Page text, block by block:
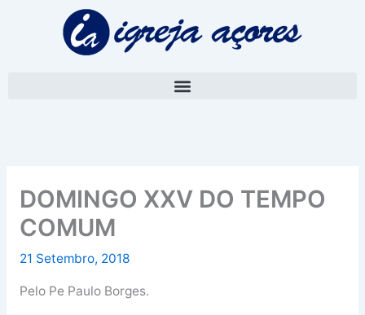
DOMINGO XXV DO TEMPO
COMUM
21 Setembro, 2018
Pelo Pe Paulo Borges.